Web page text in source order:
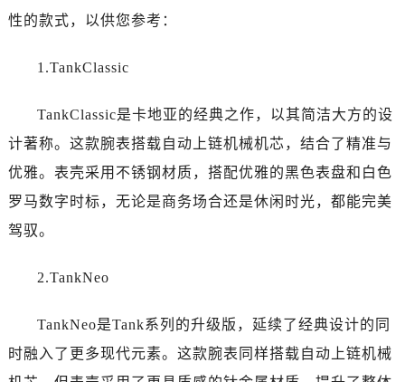
性的款式，以供您参考：
1.TankClassic
TankClassic是卡地亚的经典之作，以其简洁大方的设
计著称。这款腕表搭载自动上链机械机芯，结合了精准与
优雅。表壳采用不锈钢材质，搭配优雅的黑色表盘和白色
罗马数字时标，无论是商务场合还是休闲时光，都能完美
驾驭。
2.TankNeo
TankNeo是Tank系列的升级版，延续了经典设计的同
时融入了更多现代元素。这款腕表同样搭载自动上链机械